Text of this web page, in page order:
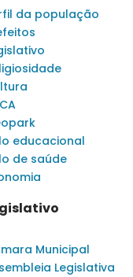
da população
educacional
de saúde
Municipal
Legislativa